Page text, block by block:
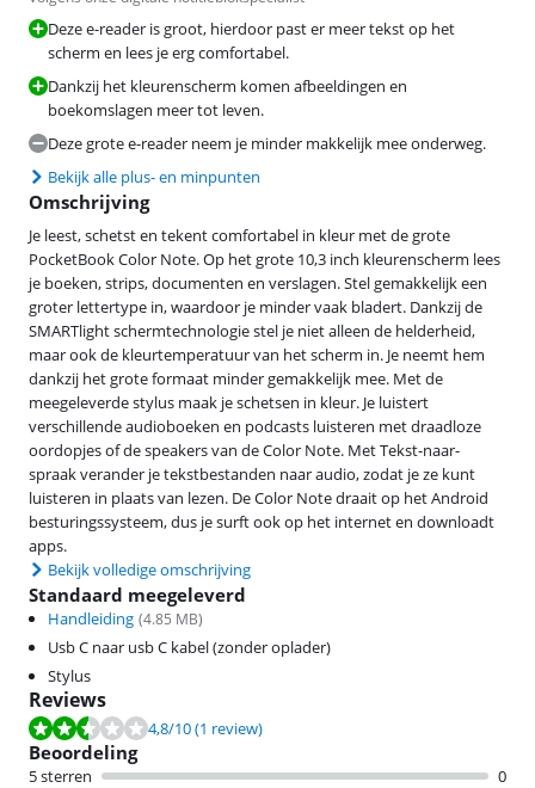
Deze e-reader is groot, hierdoor past er meer tekst op het
scherm en lees je erg comfortabel.
Dankzij het kleurenscherm komen afbeeldingen en
boekomslagen meer tot leven.
Deze grote e-reader neem je minder makkelijk mee onderweg.
Bekijk alle plus- en minpunten
Omschrijving
Je leest, schetst en tekent comfortabel in kleur met de grote
PocketBook Color Note. Op het grote 10,3 inch kleurenscherm lees
je boeken, strips, documenten en verslagen. Stel gemakkelijk een
groter lettertype in, waardoor je minder vaak bladert. Dankzij de
SMARTlight schermtechnologie stel je niet alleen de helderheid,
maar ook de kleurtemperatuur van het scherm in. Je neemt hem
dankzij het grote formaat minder gemakkelijk mee. Met de
meegeleverde stylus maak je schetsen in kleur. Je luistert
verschillende audioboeken en podcasts luisteren met draadloze
oordopjes of de speakers van de Color Note. Met Tekst-naar-
spraak verander je tekstbestanden naar audio, zodat je ze kunt
luisteren in plaats van lezen. De Color Note draait op het Android
besturingssysteem, dus je surft ook op het internet en downloadt
apps.
Bekijk volledige omschrijving
Standaard meegeleverd
Handleiding (4.85 MB)
Usb C naar usb C kabel (zonder oplader)
Stylus
Reviews
Beoordeling is 4,8 van de 10, gebaseerd op 1 review.
4,8/10(1 review)
Beoordeling
5 sterren
0